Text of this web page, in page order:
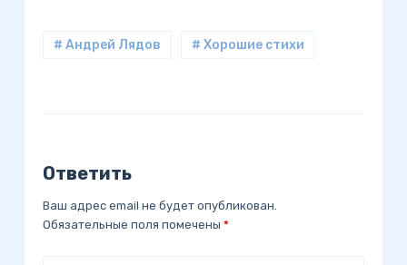
# Андрей Лядов # Хорошие стихи
Ответить
Ваш адрес email не будет опубликован.
Обязательные поля помечены *